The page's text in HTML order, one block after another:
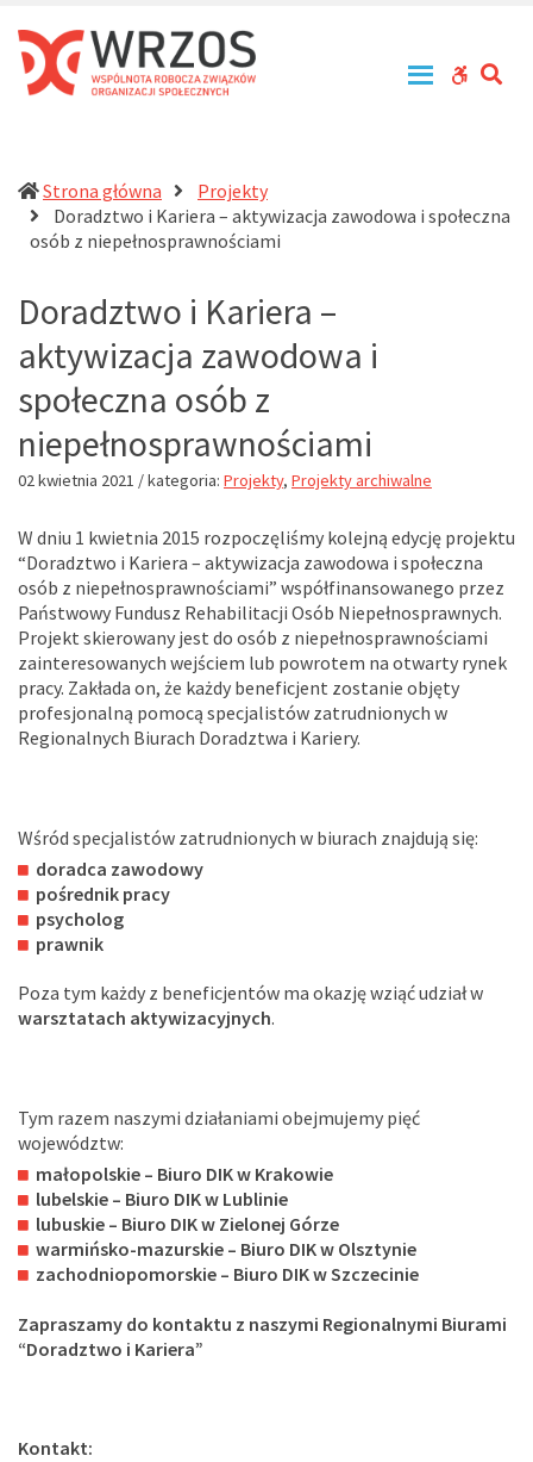
Wspólnota
Robocza
zachowaniu
zasad
tolerancji,
działa
rzecz
pomocowych
Polsce
WCAG
Strona główna
Projekty
Doradztwo i Kariera – aktywizacja zawodowa i społeczna
osób z niepełnosprawnościami
Doradztwo i Kariera –
aktywizacja zawodowa i
społeczna osób z
niepełnosprawnościami
02 kwietnia 2021 / kategoria: Projekty, Projekty archiwalne
W dniu 1 kwietnia 2015 rozpoczęliśmy kolejną edycję projektu
“Doradztwo i Kariera – aktywizacja zawodowa i społeczna
osób z niepełnosprawnościami” współfinansowanego przez
Państwowy Fundusz Rehabilitacji Osób Niepełnosprawnych.
Projekt skierowany jest do osób z niepełnosprawnościami
zainteresowanych wejściem lub powrotem na otwarty rynek
pracy. Zakłada on, że każdy beneficjent zostanie objęty
profesjonalną pomocą specjalistów zatrudnionych w
Regionalnych Biurach Doradztwa i Kariery.
Wśród specjalistów zatrudnionych w biurach znajdują się:
doradca zawodowy
pośrednik pracy
psycholog
prawnik
Poza tym każdy z beneficjentów ma okazję wziąć udział w
warsztatach aktywizacyjnych.
Tym razem naszymi działaniami obejmujemy pięć
województw:
małopolskie – Biuro DIK w Krakowie
lubelskie – Biuro DIK w Lublinie
lubuskie – Biuro DIK w Zielonej Górze
warmińsko-mazurskie – Biuro DIK w Olsztynie
zachodniopomorskie – Biuro DIK w Szczecinie
Zapraszamy do kontaktu z naszymi Regionalnymi Biurami
“Doradztwo i Kariera”
Kontakt: